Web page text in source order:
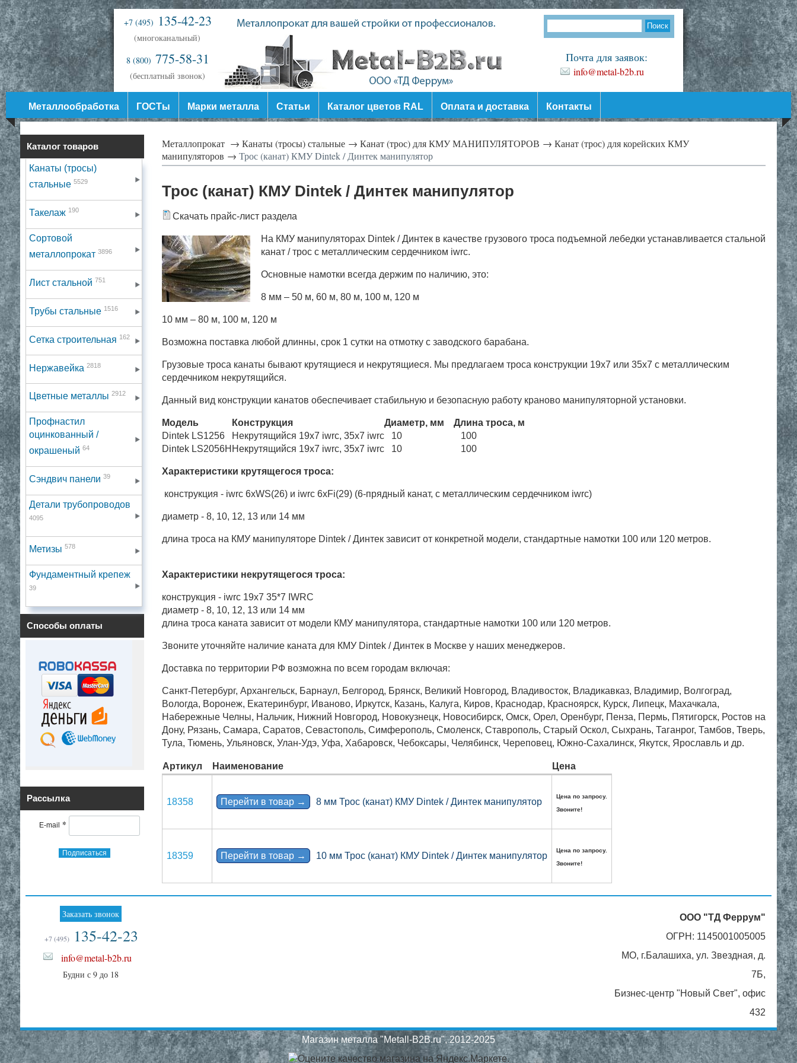
Почта для заявок:
info@metal-b2b.ru
+7 (495) 135-42-23
(многоканальный)
8 (800) 775-58-31
(бесплатный звонок)
Металлообработка ГОСТы Марки металла Статьи Каталог цветов RAL Оплата и доставка Контакты
Каталог товаров
Канаты (тросы)
стальные 5529
Такелаж 190
Сортовой
металлопрокат 3896
Лист стальной 751
Трубы стальные 1516
Сетка строительная 162
Нержавейка 2818
Цветные металлы 2912
Профнастил
оцинкованный /
окрашеный 64
Сэндвич панели 39
Детали трубопроводов
4095
Метизы 578
Фундаментный крепеж
39
Способы оплаты
Рассылка
E-mail *
Подписаться
Металлопрокат → Канаты (тросы) стальные → Канат (трос) для КМУ МАНИПУЛЯТОРОВ → Канат (трос) для корейских КМУ
манипуляторов → Трос (канат) КМУ Dintek / Динтек манипулятор
Трос (канат) КМУ Dintek / Динтек манипулятор
Скачать прайс-лист раздела
На КМУ манипуляторах Dintek / Динтек в качестве грузового троса подъемной лебедки устанавливается стальной
канат / трос с металлическим сердечником iwrc.
Основные намотки всегда держим по наличию, это:
8 мм – 50 м, 60 м, 80 м, 100 м, 120 м
10 мм – 80 м, 100 м, 120 м
Возможна поставка любой длинны, срок 1 сутки на отмотку с заводского барабана.
Грузовые троса канаты бывают крутящиеся и некрутящиеся. Мы предлагаем троса конструкции 19х7 или 35х7 с металлическим
сердечником некрутящийся.
Данный вид конструкции канатов обеспечивает стабильную и безопасную работу краново манипуляторной установки.
Модель Конструкция Диаметр, мм Длина троса, м
Dintek LS1256
Некрутящийся 19x7 iwrc, 35х7 iwrc10
100
Dintek LS2056H Некрутящийся 19x7 iwrc, 35х7 iwrc10 100
Характеристики крутящегося троса:
конструкция - iwrc 6xWS(26) и iwrc 6xFi(29) (6-прядный канат, с металлическим сердечником iwrc)
диаметр - 8, 10, 12, 13 или 14 мм
длина троса на КМУ манипуляторе Dintek / Динтек зависит от конкретной модели, стандартные намотки 100 или 120 метров.
Характеристики некрутящегося троса:
конструкция - iwrc 19x7 35*7 IWRC
диаметр - 8, 10, 12, 13 или 14 мм
длина троса каната зависит от модели КМУ манипулятора, стандартные намотки 100 или 120 метров.
Звоните уточняйте наличие каната для КМУ Dintek / Динтек в Москве у наших менеджеров.
Доставка по территории РФ возможна по всем городам включая:
Санкт-Петербург, Архангельск, Барнаул, Белгород, Брянск, Великий Новгород, Владивосток, Владикавказ, Владимир, Волгоград,
Вологда, Воронеж, Екатеринбург, Иваново, Иркутск, Казань, Калуга, Киров, Краснодар, Красноярск, Курск, Липецк, Махачкала,
Набережные Челны, Нальчик, Нижний Новгород, Новокузнецк, Новосибирск, Омск, Орел, Оренбург, Пенза, Пермь, Пятигорск, Ростов на
Дону, Рязань, Самара, Саратов, Севастополь, Симферополь, Смоленск, Ставрополь, Старый Оскол, Сыхрань, Таганрог, Тамбов, Тверь,
Тула, Тюмень, Ульяновск, Улан-Удэ, Уфа, Хабаровск, Чебоксары, Челябинск, Череповец, Южно-Сахалинск, Якутск, Ярославль и др.
Артикул Наименование Цена
18358 Перейти в товар → 8 мм Трос (канат) КМУ Dintek / Динтек манипулятор
Цена по запросу.
Звоните!
18359 Перейти в товар → 10 мм Трос (канат) КМУ Dintek / Динтек манипулятор
Цена по запросу.
Звоните!
Заказать звонок
+7 (495)135-42-23
info@metal-b2b.ru
Будни с 9 до 18
ООО "ТД Феррум"
ОГРН: 1145001005005
МО, г.Балашиха, ул. Звездная, д.
7Б,
Бизнес-центр "Новый Свет", офис
432
Магазин металла "Metall-B2B.ru", 2012-2025